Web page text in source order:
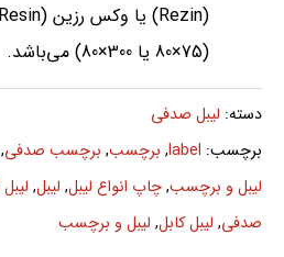
(75×80 یا 300×80) می‌باشد.
دسته: لیبل صدفی
برچسب: label
, برچسب, برچسب صدفی,
لیبل و برچسب,چاپ انواع لیبل, لیبل, لیبل PVC
صدفی, لیبل کابل, لیبل و برچسب